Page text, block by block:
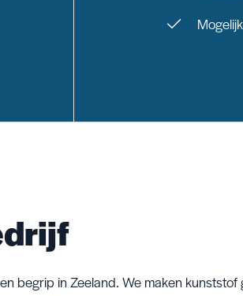
begrip in Zeeland. We maken kunststof